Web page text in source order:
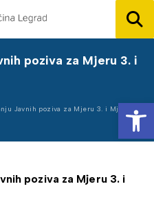
poziva za Mjeru 3. i
Javnih poziva za Mjeru 3. i Mjeru
poziva za Mjeru 3. i